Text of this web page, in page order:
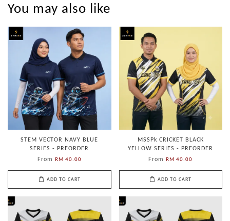
You may also like
STEM VECTOR NAVY BLUE
SERIES - PREORDER
From
RM 40.00
ADD TO CART
MSSPk CRICKET BLACK
YELLOW SERIES - PREORDER
FromRM 40.00
ADD TO CART